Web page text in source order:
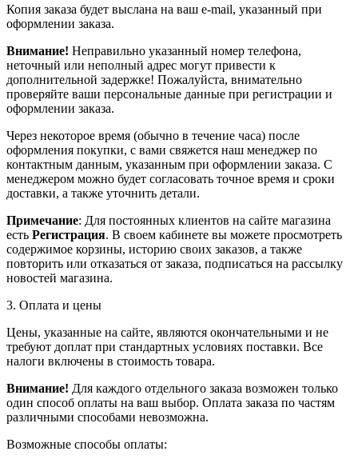
Копия заказа будет выслана на ваш e-mail, указанный при
оформлении заказа.
Внимание! Неправильно указанный номер телефона,
неточный или неполный адрес могут привести к
дополнительной задержке! Пожалуйста, внимательно
проверяйте ваши персональные данные при регистрации и
оформлении заказа.
Через некоторое время (обычно в течение часа) после
оформления покупки, с вами свяжется наш менеджер по
контактным данным, указанным при оформлении заказа. С
менеджером можно будет согласовать точное время и сроки
доставки, а также уточнить детали.
Примечание: Для постоянных клиентов на сайте магазина
есть Регистрация. В своем кабинете вы можете просмотреть
содержимое корзины, историю своих заказов, а также
повторить или отказаться от заказа, подписаться на рассылку
новостей магазина.
3. Оплата и цены
Цены, указанные на сайте, являются окончательными и не
требуют доплат при стандартных условиях поставки. Все
налоги включены в стоимость товара.
Внимание! Для каждого отдельного заказа возможен только
один способ оплаты на ваш выбор. Оплата заказа по частям
различными способами невозможна.
Возможные способы оплаты: